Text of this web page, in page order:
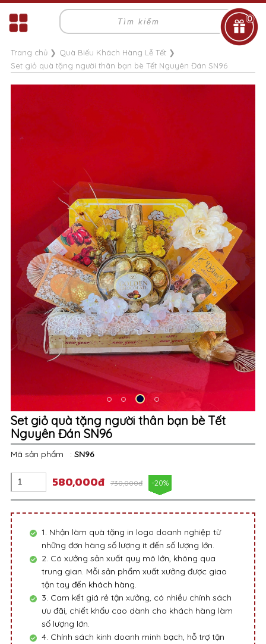
0
Trang chủ❯ Quà Biếu Khách Hàng Lễ Tết❯
Set giỏ quà tặng người thân bạn bè Tết Nguyên Đán SN96
Set giỏ quà tặng người thân bạn bè Tết
Nguyên Đán SN96
Mã sản phẩm : SN96
580,000đ 730,000đ -20%
1. Nhận làm quà tặng in logo doanh nghiệp từ
những đơn hàng số lượng ít đến số lượng lớn.
2. Có xưởng sản xuất quy mô lớn, không qua
trung gian. Mỗi sản phẩm xuất xưởng được giao
tận tay đến khách hàng.
3. Cam kết giá rẻ tận xưởng, có nhiều chính sách
ưu đãi, chiết khấu cao dành cho khách hàng làm
số lượng lớn.
4. Chính sách kinh doanh minh bạch, hỗ trợ tận